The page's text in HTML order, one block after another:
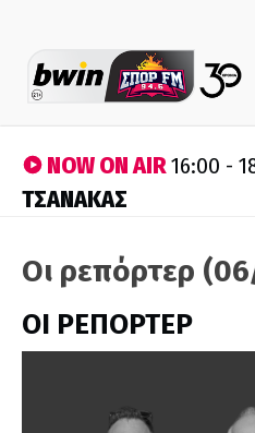
NOW ON AIR16:00 -
ΤΣΑΝΑΚΑΣ
Οι ρεπόρτερ
ΟΙ ΡΕΠΟΡΤΕΡ